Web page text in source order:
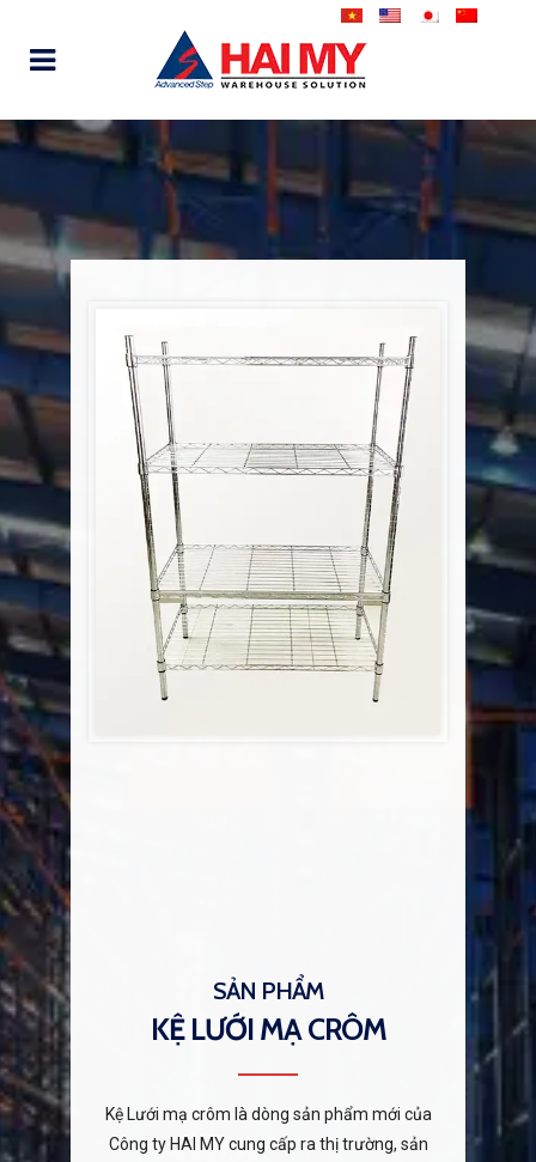
SẢN PHẨM
KỆ LƯỚI MẠ CRÔM
Kệ Lưới mạ crôm là dòng sản phẩm mới của
Công ty HAI MY cung cấp ra thị trường, sản